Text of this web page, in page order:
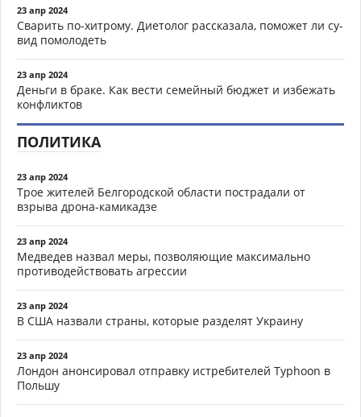
23 апр 2024
Сварить по-хитрому. Диетолог рассказала, поможет ли су-
вид помолодеть
23 апр 2024
Деньги в браке. Как вести семейный бюджет и избежать
конфликтов
ПОЛИТИКА
23 апр 2024
Трое жителей Белгородской области пострадали от
взрыва дрона-камикадзе
23 апр 2024
Медведев назвал меры, позволяющие максимально
противодействовать агрессии
23 апр 2024
В США назвали страны, которые разделят Украину
23 апр 2024
Лондон анонсировал отправку истребителей Typhoon в
Польшу